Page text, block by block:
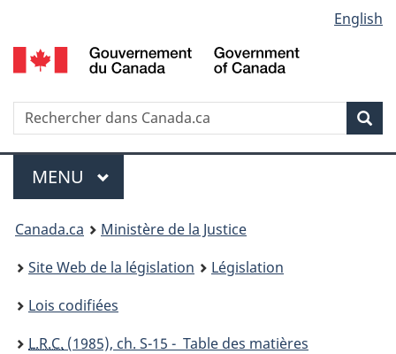
au
contenu
propos
de
la
HTML
simplifiée
selection
English
Recherche
Menu
MENU PRINCIPAL
You
are
here:
Canada.ca
Ministère de la Justice
Site Web de la législation
Législation
Lois codifiées
L.R.C. (1985), ch. S-15 - Table des matières